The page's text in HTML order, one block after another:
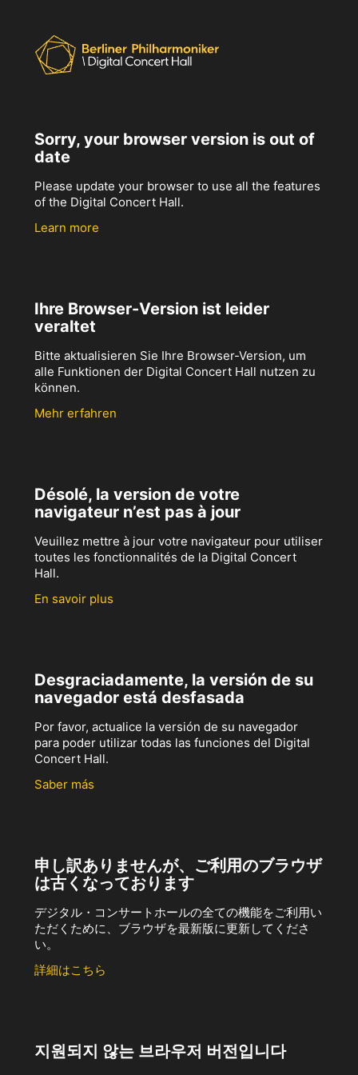
Sorry, your browser version is out of
date
Please update your browser to use all the features
of the Digital Concert Hall.
Learn more
Ihre Browser-Version ist leider
veraltet
Bitte aktualisieren Sie Ihre Browser-Version, um
alle Funktionen der Digital Concert Hall nutzen zu
können.
Mehr erfahren
Désolé, la version de votre
navigateur n’est pas à jour
Veuillez mettre à jour votre navigateur pour utiliser
toutes les fonctionnalités de la Digital Concert
Hall.
En savoir plus
Desgraciadamente, la versión de su
navegador está desfasada
Por favor, actualice la versión de su navegador
para poder utilizar todas las funciones del Digital
Concert Hall.
Saber más
申し訳ありませんが、ご利用のブラウザ
は古くなっております
デジタル・コンサートホールの全ての機能をご利用い
ただくために、ブラウザを最新版に更新してくださ
い。
詳細はこちら
지원되지 않는 브라우저 버전입니다